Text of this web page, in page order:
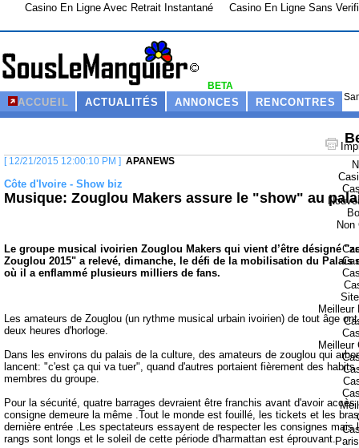
Casino En Ligne Avec Retrait Instantané Casino En Ligne Sans
BETA
ACCUEIL ACTUALITÉS ANNONCES RENCONTRES
Meilleur
Meilleur
[ 12/21/2015 12:00:10 PM ] APANEWS
Côte d'Ivoire - Show biz
Musique: Zouglou Makers assure le "show" au
Le groupe musical ivoirien Zouglou Makers qui vient d’être désigné
Zouglou 2015" a relevé, dimanche, le défi de la mobilisation du
où il a enflammé plusieurs milliers de fans.
Les amateurs de Zouglou (un rythme musical urbain ivoirien) de tout âge
deux heures d'horloge.
Dans les environs du palais de la culture, des amateurs de zouglou qui
lancent: "c'est ça qui va tuer", quand d'autres portaient fièrement des
membres du groupe.
Pour la sécurité, quatre barrages devraient être franchis avant d'avoir
consigne demeure la même .Tout le monde est fouillé, les tickets et les
dernière entrée .Les spectateurs essayent de respecter les consignes
rangs sont longs et le soleil de cette période d'harmattan est éprouvant.